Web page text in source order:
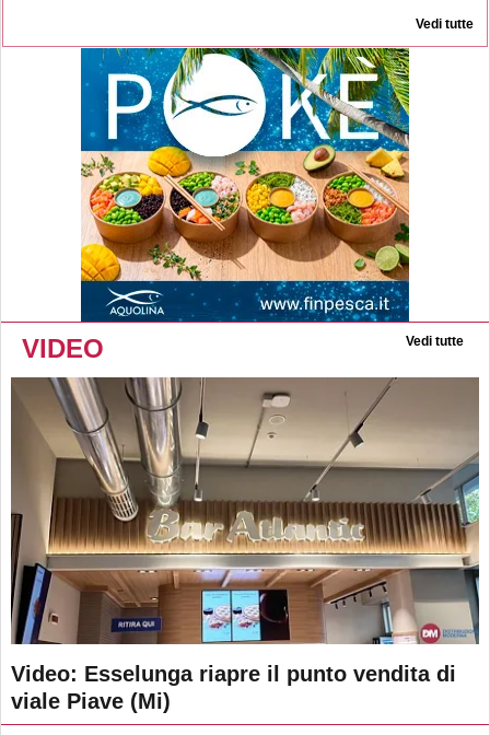
Vedi tutte
VIDEO Vedi tutte
Video: Esselunga riapre il punto vendita di
viale Piave (Mi)